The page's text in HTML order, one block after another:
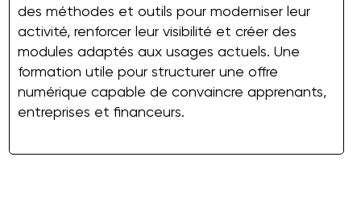
des méthodes et outils pour moderniser leur
activité, renforcer leur visibilité et créer des
modules adaptés aux usages actuels. Une
formation utile pour structurer une offre
numérique capable de convaincre apprenants,
entreprises et financeurs.